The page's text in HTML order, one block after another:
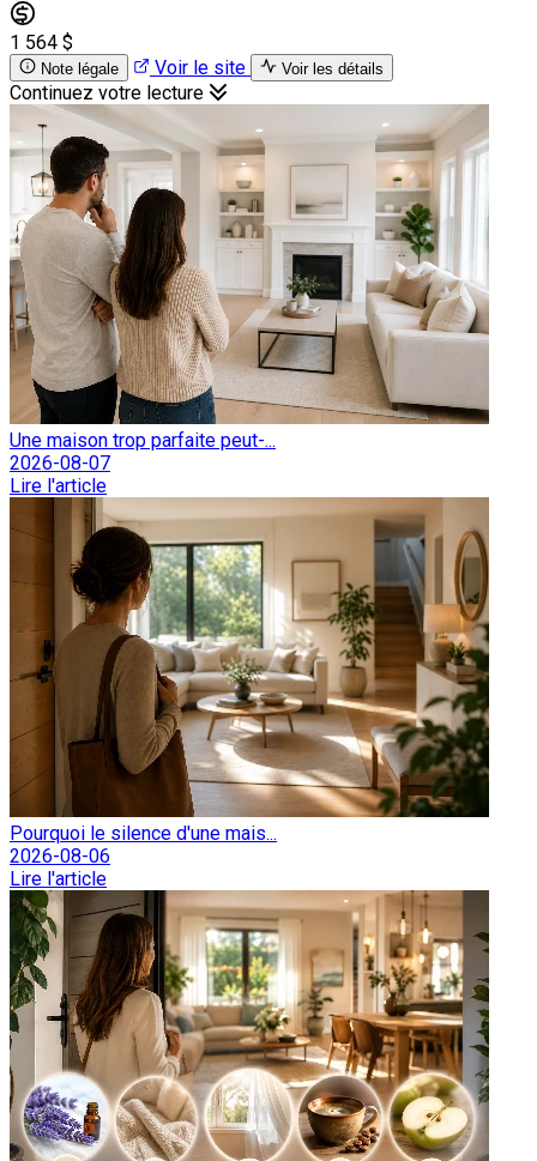
1 564 $
Note légale Voir le site Voir les détails
Continuez votre lecture
Une maison trop parfaite peut-...
2026-08-07
Lire l'article
Pourquoi le silence d'une mais...
2026-08-06
Lire l'article